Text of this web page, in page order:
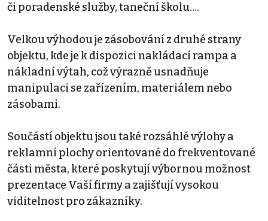
či poradenské služby, taneční školu....
Velkou výhodou je zásobování z druhé strany
objektu, kde je k dispozici nakládací rampa a
nákladní výtah, což výrazně usnadňuje
manipulaci se zařízením, materiálem nebo
zásobami.
Součástí objektu jsou také rozsáhlé výlohy a
reklamní plochy orientované do frekventované
části města, které poskytují výbornou možnost
prezentace Vaší firmy a zajišťují vysokou
viditelnost pro zákazníky.